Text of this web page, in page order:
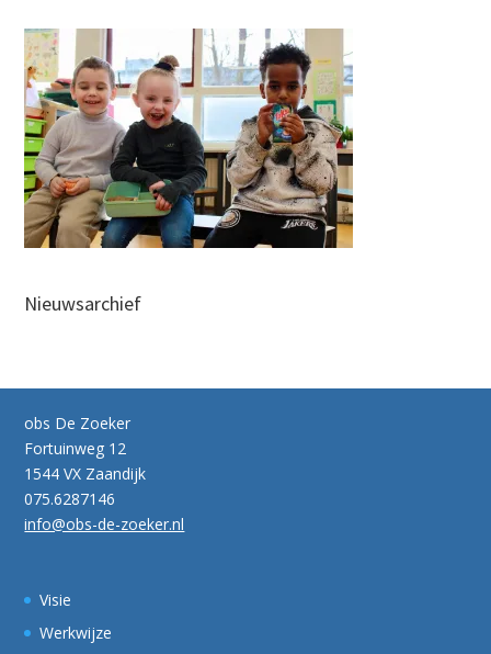
Nieuwsarchief
obs De Zoeker
Fortuinweg 12
1544 VX Zaandijk
075.6287146
info@obs-de-zoeker.nl
Visie
Werkwijze